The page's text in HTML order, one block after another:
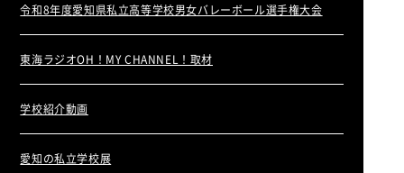
令和8年度愛知県私立高等学校男女バレーボール選手権大会
東海ラジオOH！MY CHANNEL！取材
学校紹介動画
愛知の私立学校展